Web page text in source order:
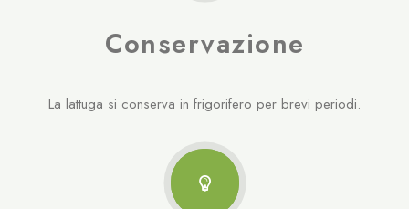
Conservazione
La lattuga si conserva in frigorifero per brevi periodi.